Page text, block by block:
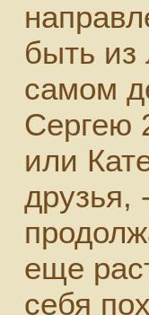
быть из
самом
Сергею
или
друзья,
еще
себя